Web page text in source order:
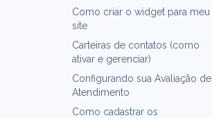
Como criar o widget para meu
site
Carteiras de contatos (como
ativar e gerenciar)
Configurando sua Avaliação de
Atendimento
Como cadastrar os